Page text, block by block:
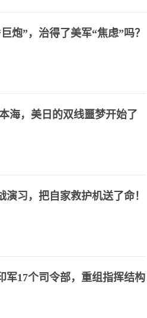
炮”，治得了美军“焦虑”吗？
海，美日的双线噩梦开始了
演习，把自家救护机送了命！
军17个司令部，重组指挥结构